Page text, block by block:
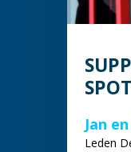
Jan
Leden